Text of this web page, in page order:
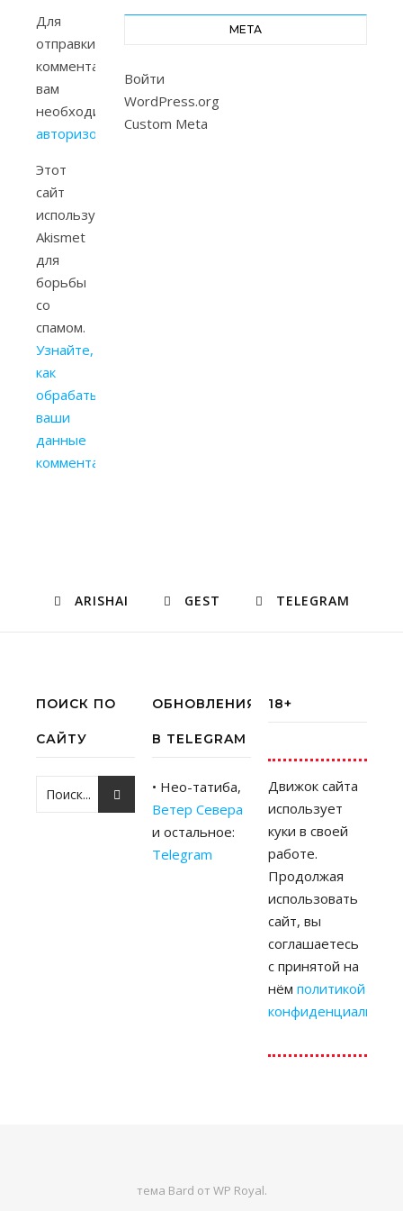
Для
отправки
комментария
вам
необходимо
авторизоваться.
Этот
сайт
использует
Akismet
для
борьбы
со
спамом.
Узнайте,
как
обрабатываются
ваши
данные
комментариев
МЕТА
Войти
WordPress.org
Custom Meta
ARISHAI GEST TELEGRAM
ПОИСК ПО
САЙТУ
ОБНОВЛЕНИЯ
В TELEGRAM
• Нео-татиба,
Ветер Севера
и остальное:
Telegram
18+
Движок сайта
использует
куки в своей
работе.
Продолжая
использовать
сайт, вы
соглашаетесь
с принятой на
нём политикой
тема Bard от WP Royal.